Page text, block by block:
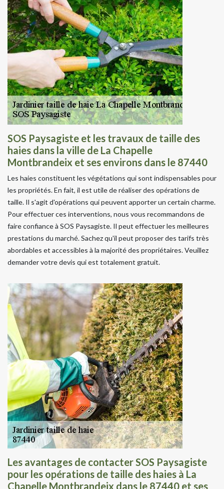
SOS Paysagiste et les travaux de taille des
haies dans la ville de La Chapelle
Montbrandeix et ses environs dans le 87440
Les haies constituent les végétations qui sont indispensables pour
les propriétés. En fait, il est utile de réaliser des opérations de
taille. Il s'agit d'opérations qui peuvent apporter un certain charme.
Pour effectuer ces interventions, nous vous recommandons de
faire confiance à SOS Paysagiste. Il peut effectuer les meilleures
prestations du marché. Sachez qu'il peut proposer des tarifs très
abordables et accessibles à la majorité des propriétaires. Veuillez
demander votre devis qui est totalement gratuit.
Les avantages de contacter SOS Paysagiste
pour les opérations de taille des haies à La
Chapelle Montbrandeix dans le 87440 et ses